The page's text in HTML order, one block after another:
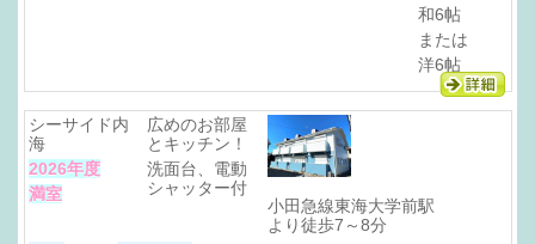
和6帖
または
洋6帖
シーサイド内
海
2026年度
満室
広めのお部屋
とキッチン！
洗面台、電動
シャッター付
小田急線東海大学前駅
より徒歩7～8分